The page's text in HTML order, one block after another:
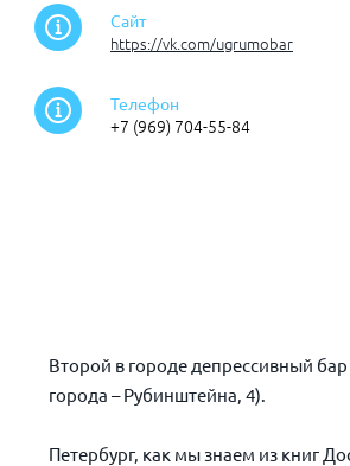
Сайт
https://vk.com/ugrumobar
Телефон
+7 (969) 704-55-84
Второй в городе депрессивный
города – Рубинштейна, 4).
Петербург, как мы знаем из книг